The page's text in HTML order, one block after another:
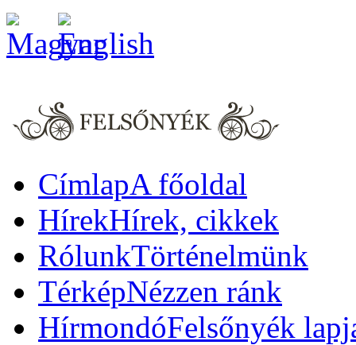
CímlapA főoldal
HírekHírek, cikkek
RólunkTörténelmünk
TérképNézzen ránk
HírmondóFelsőnyék